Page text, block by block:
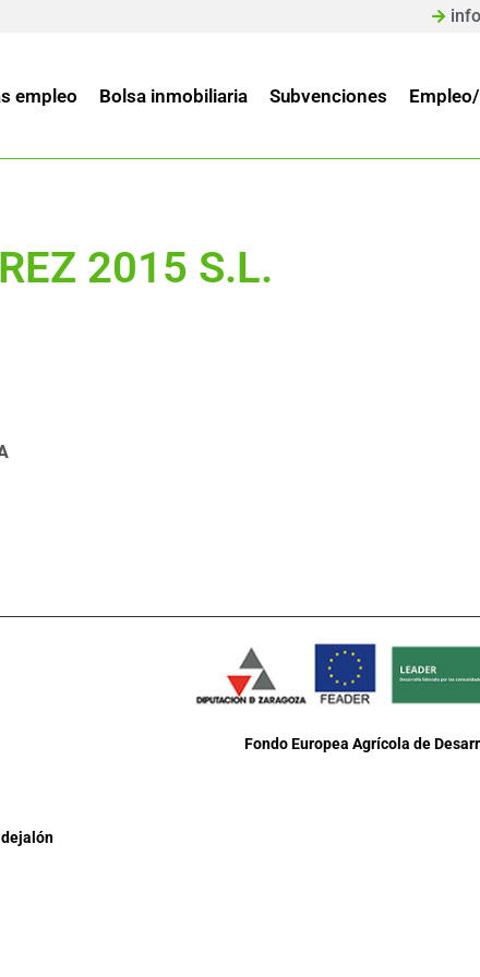
empleo Bolsa inmobiliaria Subvenciones
2015 S.L.
Fondo Europea Agrícola de